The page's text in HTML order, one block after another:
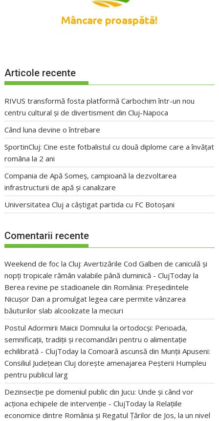
Articole recente
RIVUS transformă fosta platformă Carbochim într-un nou
centru cultural și de divertisment din Cluj-Napoca
Când luna devine o întrebare
SportinCluj: Cine este fotbalistul cu două diplome care a învățat
româna la 2 ani
Compania de Apă Someș, campioană la dezvoltarea
infrastructurii de apă și canalizare
Universitatea Cluj a câștigat partida cu FC Botoșani
Comentarii recente
Weekend de foc la Cluj: Avertizările Cod Galben de caniculă și
nopți tropicale rămân valabile până duminică - ClujToday la
Berea revine pe stadioanele din România: Președintele
Nicușor Dan a promulgat legea care permite vânzarea
băuturilor slab alcoolizate la meciuri
Postul Adormirii Maicii Domnului la ortodocși: Perioada,
semnificații, tradiții și recomandări pentru o alimentație
echilibrată - ClujToday laComoară ascunsă din Munții Apuseni:
Consiliul Județean Cluj dorește amenajarea Peșterii Humpleu
pentru publicul larg
Dezinsecție pe domeniul public din Jucu: Unde și când vor
acționa echipele de intervenție - ClujToday la Relațiile
economice dintre România și Regatul Țărilor de Jos, la un nivel